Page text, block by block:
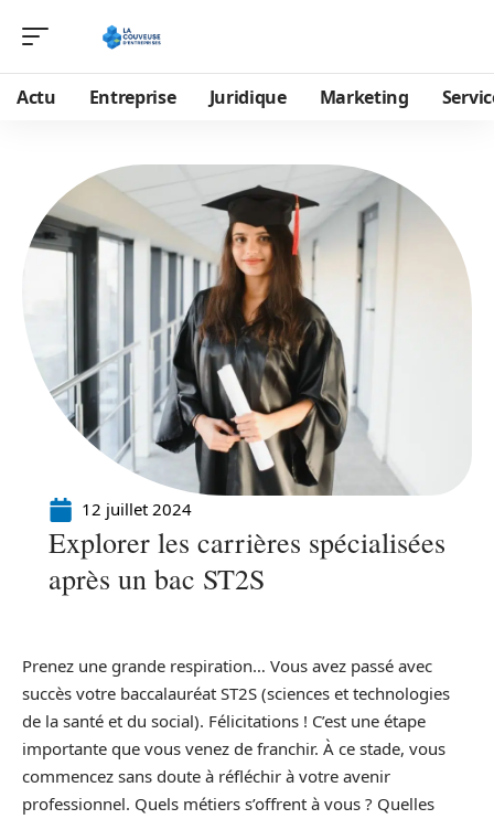
Actu Entreprise Juridique Marketing
12 juillet 2024
Explorer les carrières spécialisées
après un bac ST2S
Prenez une grande respiration… Vous avez passé avec
succès votre baccalauréat ST2S (sciences et technologies
de la santé et du social). Félicitations ! C’est une étape
importante que vous venez de franchir. À ce stade, vous
commencez sans doute à réfléchir à votre avenir
professionnel. Quels métiers s’offrent à vous ? Quelles